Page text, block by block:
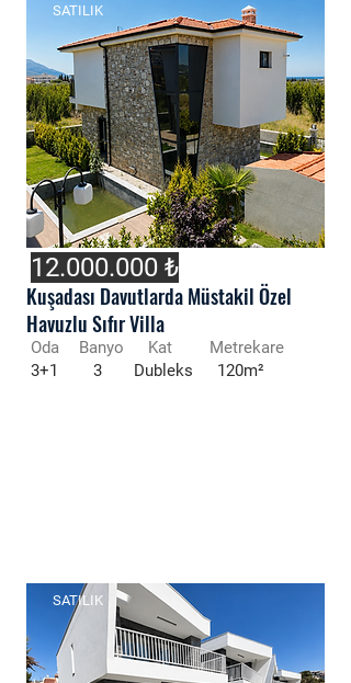
SATILIK
12.000.000₺
Kuşadası Davutlarda Müstakil Özel
Havuzlu Sıfır Villa
Oda
3+1
Banyo
3
Kat
Dubleks
Metrekare
120m²
SATILIK